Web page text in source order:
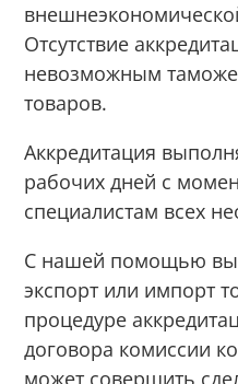
Отсутствие
невозможным
товаров.
Аккредитация
рабочих дней с
специалистам всех
С нашей помощью вы
экспорт или импорт
процедуре
договора комиссии
может совершить